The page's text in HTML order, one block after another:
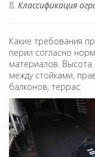
Классификация
Какие требования
перил согласно
материалов. Высота
между стойками,
балконов, террас